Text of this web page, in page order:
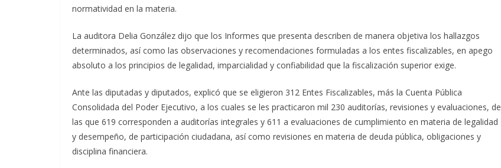
normatividad en la materia.
La auditora Delia González dijo que los Informes que presenta describen de manera objetiva los hallazgos
determinados, así como las observaciones y recomendaciones formuladas a los entes fiscalizables, en apego
absoluto a los principios de legalidad, imparcialidad y confiabilidad que la fiscalización superior exige.
Ante las diputadas y diputados, explicó que se eligieron 312 Entes Fiscalizables, más la Cuenta Pública
Consolidada del Poder Ejecutivo, a los cuales se les practicaron mil 230 auditorías, revisiones y evaluaciones, de
las que 619 corresponden a auditorías integrales y 611 a evaluaciones de cumplimiento en materia de legalidad
y desempeño, de participación ciudadana, así como revisiones en materia de deuda pública, obligaciones y
disciplina financiera.